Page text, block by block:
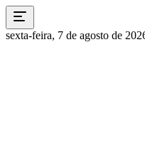
sexta-feira, 7 de agosto de